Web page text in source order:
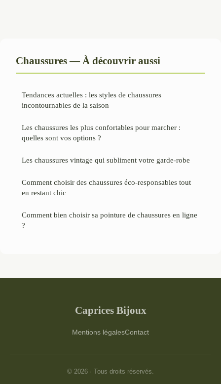
Chaussures — À découvrir aussi
Tendances actuelles : les styles de chaussures
incontournables de la saison
Les chaussures les plus confortables pour marcher :
quelles sont vos options ?
Les chaussures vintage qui subliment votre garde-robe
Comment choisir des chaussures éco-responsables tout
en restant chic
Comment bien choisir sa pointure de chaussures en ligne
?
Caprices Bijoux
Mentions légalesContact
© 2026 · Tous droits réservés.